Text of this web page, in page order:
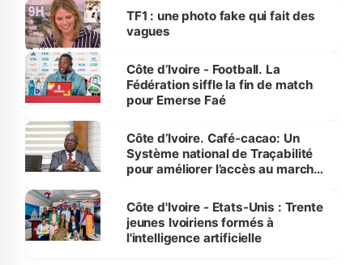
sur la scène internationale »
TF1 : une photo fake qui fait des
vagues
Côte d’Ivoire - Football. La
Fédération siffle la fin de match
pour Emerse Faé
Côte d’Ivoire. Café-cacao: Un
Système national de Traçabilité
pour améliorer l’accès au marché
Côte d'Ivoire - Etats-Unis : Trente
jeunes Ivoiriens formés à
l'intelligence artificielle